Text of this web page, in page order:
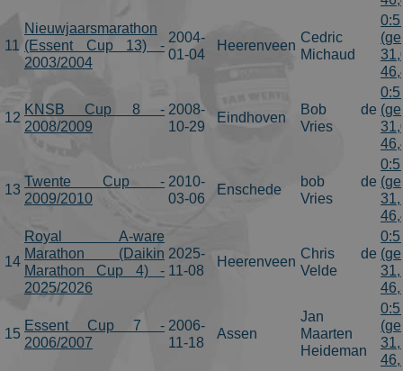
11
Nieuwjaarsmarathon
(Essent Cup 13) -
2003/2004
2004-
01-04
Heerenveen
Cedric
Michaud
12
KNSB Cup 8 -
2008/2009
2008-
10-29
Eindhoven
Bob de
Vries
13
Twente Cup -
2009/2010
2010-
03-06
Enschede
bob de
Vries
14
Royal A-ware
Marathon (Daikin
Marathon Cup 4) -
2025/2026
2025-
11-08
Heerenveen
Chris de
Velde
15
Essent Cup 7 -
2006/2007
2006-
11-18
Assen
Jan
Maarten
Heideman